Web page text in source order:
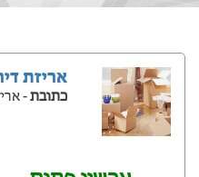
אריזת
כתובת-